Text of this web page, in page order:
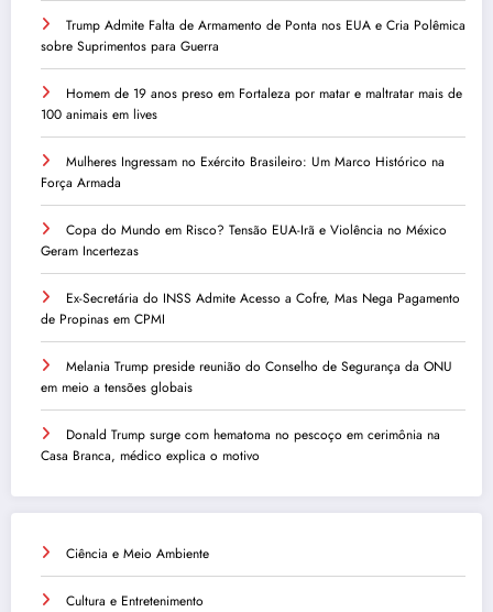
Trump Admite Falta de Armamento de Ponta nos EUA e Cria Polêmica
sobre Suprimentos para Guerra
Homem de 19 anos preso em Fortaleza por matar e maltratar mais de
100 animais em lives
Mulheres Ingressam no Exército Brasileiro: Um Marco Histórico na
Força Armada
Copa do Mundo em Risco? Tensão EUA-Irã e Violência no México
Geram Incertezas
Ex-Secretária do INSS Admite Acesso a Cofre, Mas Nega Pagamento
de Propinas em CPMI
Melania Trump preside reunião do Conselho de Segurança da ONU
em meio a tensões globais
Donald Trump surge com hematoma no pescoço em cerimônia na
Casa Branca, médico explica o motivo
Ciência e Meio Ambiente
Cultura e Entretenimento